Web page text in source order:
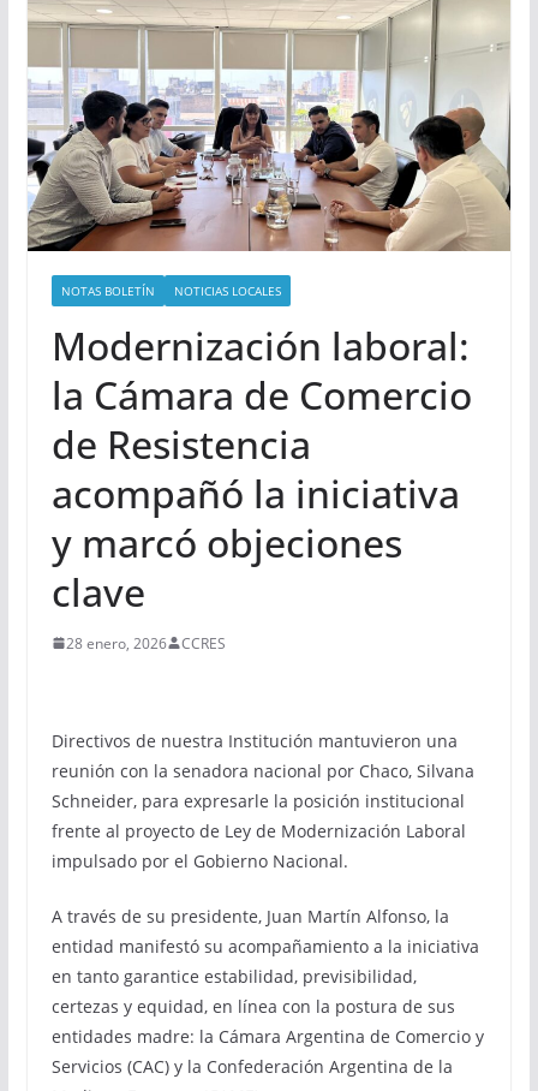
NOTAS BOLETÍN NOTICIAS LOCALES
Modernización laboral:
la Cámara de Comercio
de Resistencia
acompañó la iniciativa
y marcó objeciones
clave
28 enero, 2026 CCRES
Directivos de nuestra Institución mantuvieron una
reunión con la senadora nacional por Chaco, Silvana
Schneider, para expresarle la posición institucional
frente al proyecto de Ley de Modernización Laboral
impulsado por el Gobierno Nacional.
A través de su presidente, Juan Martín Alfonso, la
entidad manifestó su acompañamiento a la iniciativa
en tanto garantice estabilidad, previsibilidad,
certezas y equidad, en línea con la postura de sus
entidades madre: la Cámara Argentina de Comercio y
Servicios (CAC) y la Confederación Argentina de la